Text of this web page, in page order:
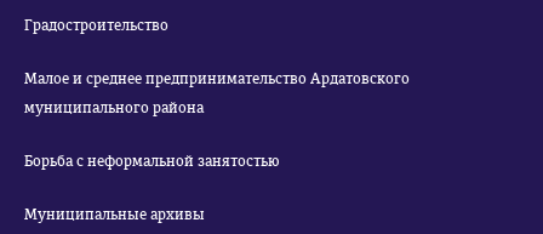
Градостроительство
Малое и среднее предпринимательство Ардатовского
муниципального района
Борьба с неформальной занятостью
Муниципальные архивы